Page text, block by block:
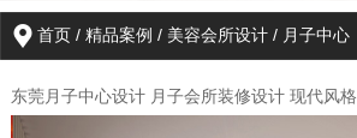
首页 /精品案例 / 美容会所设计 / 月子中心
东莞月子中心设计 月子会所装修设计 现代风格